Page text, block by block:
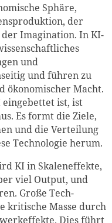
Sphäre,
der
Imagination. In KI-
und
und führen zu
ökonomischer Macht.
eingebettet ist, ist
Es formt die Ziele,
und die Verteilung
Technologie herum.
KI in Skaleneffekte,
viel Output, und
Große Tech-
kritische Masse durch
Dies führt